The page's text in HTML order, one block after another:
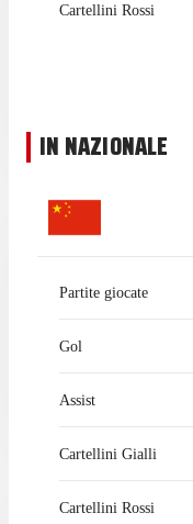
Cartellini Rossi
IN NAZIONALE
Partite giocate
Gol
Assist
Cartellini Gialli
Cartellini Rossi